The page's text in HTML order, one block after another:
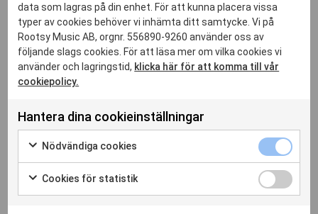
Feature
data som lagras på din enhet. För att kunna placera vissa
typer av cookies behöver vi inhämta ditt samtycke. Vi på
Rootsy Music AB, orgnr. 556890-9260 använder oss av
följande slags cookies. För att läsa mer om vilka cookies vi
använder och lagringstid, klicka här för att komma till vår
cookiepolicy.
Hantera dina cookieinställningar
Nödvändiga cookies
Cookies för statistik